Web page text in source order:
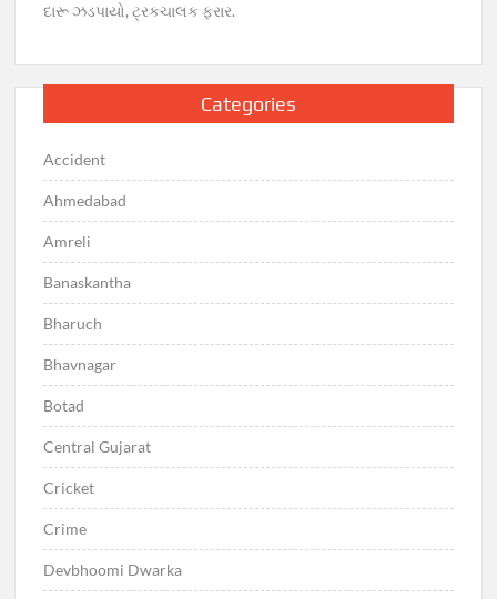
દારૂ ઝડપાયો, ટ્રકચાલક ફરાર.
Categories
Accident
Ahmedabad
Amreli
Banaskantha
Bharuch
Bhavnagar
Botad
Central Gujarat
Cricket
Crime
Devbhoomi Dwarka